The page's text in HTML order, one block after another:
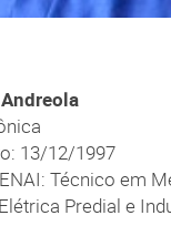
13/12/1997
Técnico em
Predial e